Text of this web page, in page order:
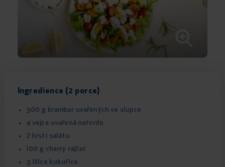
Ingredience (2 porce)
300 g brambor uvařených ve slupce
4 vejce uvařená natvrdo
2 hrsti salátu
100 g cherry rajčat
3 lžíce kukuřice